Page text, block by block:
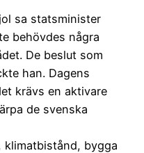
sa statsminister
behövdes några
De beslut som
han. Dagens
krävs en aktivare
de svenska
klimatbistånd, bygga